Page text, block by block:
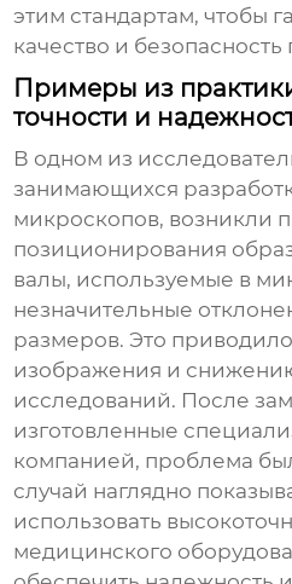
этим стандартам, чтобы
качество и
Примеры из
точности и
В одном из
занимающихся
микроскопов, возникли
позиционирования
валы, используемые в
незначительные
размеров. Это
изображения и
исследований. После
изготовленные
компанией, проблема
случай наглядно
использовать
медицинского